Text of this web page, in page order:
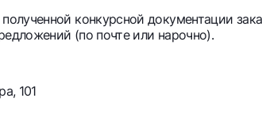
на обработку персональных данных
конкурсной документации
(по почте или нарочно).
101